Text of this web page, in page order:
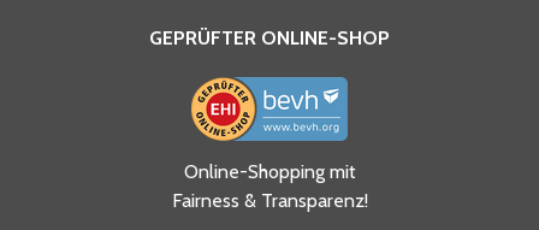
Ja, ich habe die
Datenschutzhinweise gelesen
und akzeptiere diese.
GEPRÜFTER ONLINE-SHOP
Online-Shopping mit
Fairness & Transparenz!